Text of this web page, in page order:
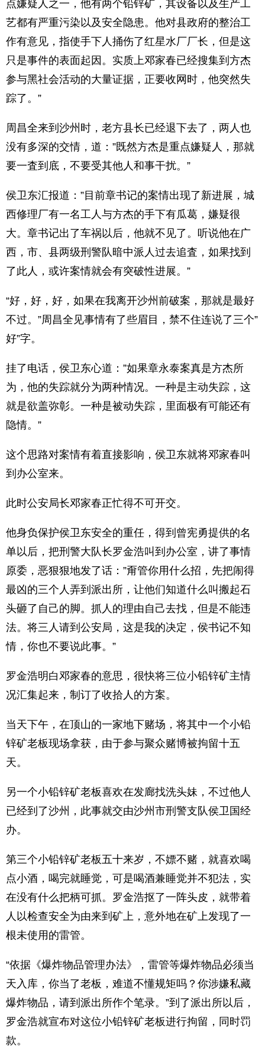
点嫌疑人之一，他有两个铅锌矿，其设备以及生产工
艺都有严重污染以及安全隐患。他对县政府的整治工
作有意见，指使手下人捅伤了红星水厂厂长，但是这
只是事件的表面起因。实质上邓家春已经搜集到方杰
参与黑社会活动的大量证据，正要收网时，他突然失
踪了。”
周昌全来到沙州时，老方县长已经退下去了，两人也
没有多深的交情，道：”既然方杰是重点嫌疑人，那就
要一査到底，不要受其他人和事干扰。”
侯卫东汇报道：”目前章书记的案情出现了新进展，城
西修理厂有一名工人与方杰的手下有瓜葛，嫌疑很
大。章书记出了车祸以后，他就不见了。听说他在广
西，市、县两级刑警队暗中派人过去追査，如果找到
了此人，或许案情就会有突破性进展。”
“好，好，好，如果在我离开沙州前破案，那就是最好
不过。”周昌全见事情有了些眉目，禁不住连说了三个”
好”字。
挂了电话，侯卫东心道：”如果章永泰案真是方杰所
为，他的失踪就分为两种情况。一种是主动失踪，这
就是欲盖弥彰。一种是被动失踪，里面极有可能还有
隐情。”
这个思路对案情有着直接影响，侯卫东就将邓家春叫
到办公室来。
此时公安局长邓家春正忙得不可开交。
他身负保护侯卫东安全的重任，得到曾宪勇提供的名
单以后，把刑警大队长罗金浩叫到办公室，讲了事情
原委，恶狠狠地发了话：”甭管你用什么招，先把闹得
最凶的三个人弄到派出所，让他们知道什么叫搬起石
头砸了自己的脚。抓人的理由自己去找，但是不能违
法。将三人请到公安局，这是我的决定，侯书记不知
情，你也不要说此事。”
罗金浩明白邓家春的意思，很快将三位小铅锌矿主情
况汇集起来，制订了收拾人的方案。
当天下午，在顶山的一家地下赌场，将其中一个小铅
锌矿老板现场拿获，由于参与聚众赌博被拘留十五
天。
另一个小铅锌矿老板喜欢在发廊找洗头妹，不过他人
已经到了沙州，此事就交由沙州市刑警支队侯卫国经
办。
第三个小铅锌矿老板五十来岁，不嫖不赌，就喜欢喝
点小酒，喝完就睡觉，可是喝酒兼睡觉并不犯法，实
在没有什么把柄可抓。罗金浩抠了一阵头皮，就带着
人以检查安全为由来到矿上，意外地在矿上发现了一
根未使用的雷管。
“依据《爆炸物品管理办法》，雷管等爆炸物品必须当
天入库，你当了老板，难道不懂规矩吗？你涉嫌私藏
爆炸物品，请到派出所作个笔录。”到了派出所以后，
罗金浩就宣布对这位小铅锌矿老板进行拘留，同时罚
款。